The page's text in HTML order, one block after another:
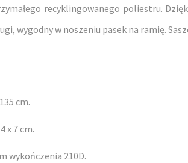
recyklingowanego poliestru.
wygodny w noszeniu pasek na ramię.
cm.
x 7 cm.
wykończenia 210D.